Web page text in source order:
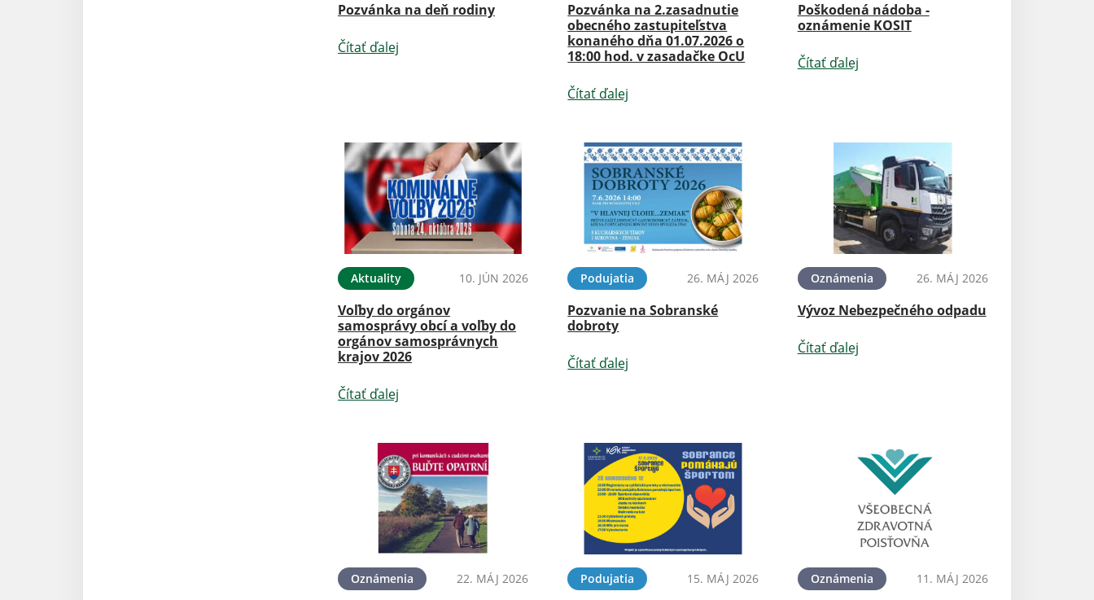
Pozvánka na deň rodiny
Čítať ďalej
Pozvánka na 2.zasadnutie
obecného zastupiteľstva
konaného dňa 01.07.2026 o
18:00 hod. v zasadačke OcU
Čítať ďalej
Poškodená nádoba -
oznámenie KOSIT
Čítať ďalej
Aktuality 10. JÚN 2026
Voľby do orgánov
samosprávy obcí a voľby do
orgánov samosprávnych
krajov 2026
Čítať ďalej
Podujatia 26. MÁJ 2026
Pozvanie na Sobranské
dobroty
Čítať ďalej
Oznámenia 26. MÁJ 2026
Vývoz Nebezpečného odpadu
Čítať ďalej
Oznámenia 22. MÁJ 2026 Podujatia 15. MÁJ 2026 Oznámenia 11. MÁJ 2026